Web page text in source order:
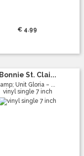
€ 4.99
Bonnie St. Clai...
amp; Unit Gloria – ...
vinyl single 7 inch